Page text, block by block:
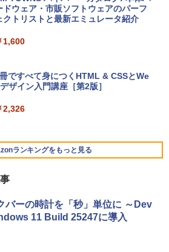
for 13インチMacBook Air
(M5)|ダウンロード版
331,701
Amazon.co.jp限定】 HP ノートパソコ
15-fd 15.6インチ 16GBメモリ 512GB
インテル Core 5
129,800
ノートパソコン WE1-K3 (MS 365 P
Copilotキー搭載/Win 11/15.6型/
119,800
ンゲームコード】 ロブロックス | オン
インコード版
3,200
ギフトカード - 1000 Robux 【限
バーチャルアイテムを含む】 【オンラ
インコード版
ドウェア・市販ソフトウェアのパーフ
クトリストと最新エミュレータ紹介
1,600
ですべて身につくHTML & CSSとWe
ザイン入門講座［第2版］
2,326
ランキングをもっと見る
Kindle Paperwhite (16GB) 7イ
チディスプレイ、色調調節ライト、12
間持続バッテリー、広告なし、ブラッ
バーの時計を「秒」単位に ～Dev
11 Build 25247に導入